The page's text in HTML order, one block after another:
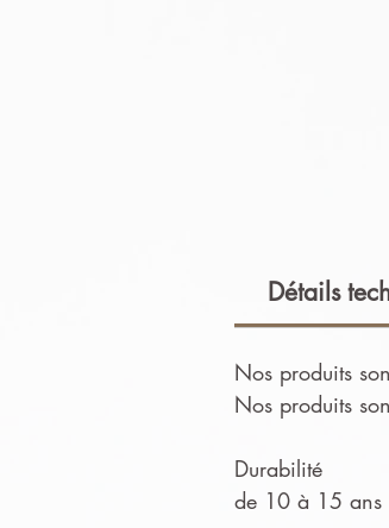
Détails
Nos produits
Nos produits
Durabilité
de 10 à 15 ans